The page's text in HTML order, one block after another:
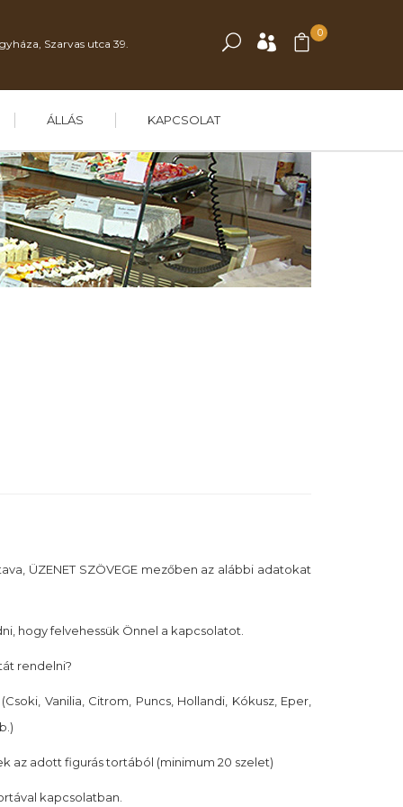
Szarvas utca 39.
0
ÁLLÁS KAPCSOLAT
ÜZENET SZÖVEGE mezőben az alábbi adatokat
hogy felvehessük Önnel a kapcsolatot.
rendelni?
Vanilia, Citrom, Puncs, Hollandi, Kókusz, Eper,
az adott figurás tortából (minimum 20 szelet)
kapcsolatban.